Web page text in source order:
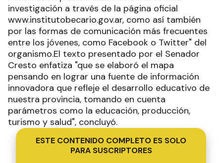
investigación a través de la página oficial
www.institutobecario.gov.ar, como así también
por las formas de comunicación más frecuentes
entre los jóvenes, como Facebook o Twitter" del
organismo.El texto presentado por el Senador
Cresto enfatiza "que se elaboró el mapa
pensando en lograr una fuente de información
innovadora que refleje el desarrollo educativo de
nuestra provincia, tomando en cuenta
parámetros como la educación, producción,
turismo y salud", concluyó.
ESTE CONTENIDO COMPLETO ES SOLO
PARA SUSCRIPTORES